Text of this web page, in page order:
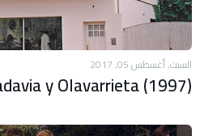
السبت, أغسطس 05, 2017
y Olavarrieta (1997)